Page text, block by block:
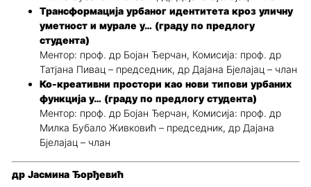
Трансформација урбаног идентитета кроз уличну
уметност и мурале у… (граду по предлогу
студента)
Ментор: проф. др Бојан Ђерчан, Комисија: проф. др
Татјана Пивац – председник, др Дајана Бјелајац – члан
Ко-креативни простори као нови типови урбаних
функција у… (граду по предлогу студента)
Ментор: проф. др Бојан Ђерчан, Комисија: проф. др
Милка Бубало Живковић – председник, др Дајана
Бјелајац – члан
др Јасмина Ђорђевић